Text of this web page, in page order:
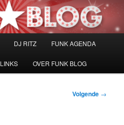
DJ RITZ FUNK AGENDA
LINKS OVER FUNK BLOG
Volgende →